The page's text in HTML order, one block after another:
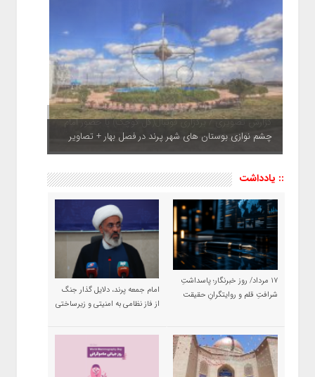
چشم نوازی بوستان های شهر پرند در فصل بهار + تصاویر
:: یادداشت
۱۷ مرداد/ روز خبرنگار؛ پاسداشتِ
شرافتِ قلم و روایتگرانِ حقیقت
امام جمعه پرند، دلایل گذار جنگ
از فاز نظامی به امنیتی و زیرساختی